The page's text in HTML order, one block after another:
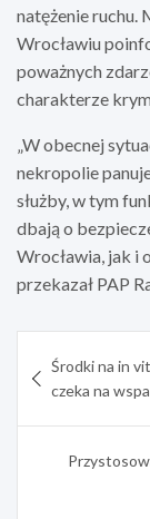
natężenie ruchu.
Wrocławiu
poważnych
charakterze
„W obecnej
nekropolie
służby, w tym
dbają o
Wrocławia, jak i
przekazał PAP
wpisu
Środki na in
czeka na